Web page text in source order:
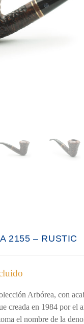
2155 – RUSTIC
Arbórea, con
creada en 1984 por el
el nombre de la